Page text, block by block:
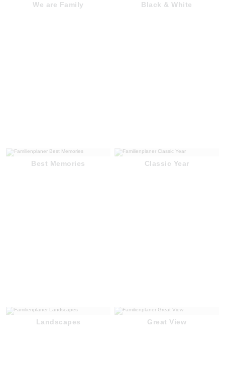
We are Family Black & White
Best Memories Classic Year
Landscapes Great View